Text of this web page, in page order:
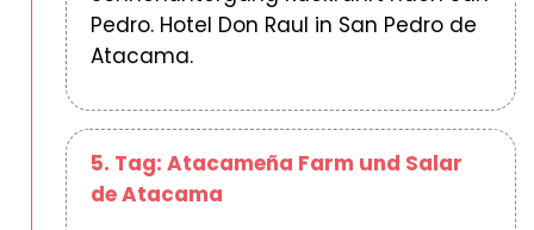
Pedro. Hotel Don Raul in San Pedro de
Atacama.
5. Tag: Atacameña Farm und Salar
de Atacama